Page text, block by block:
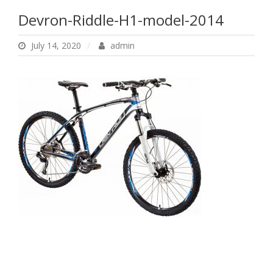
Devron-Riddle-H1-model-2014
July 14, 2020 admin